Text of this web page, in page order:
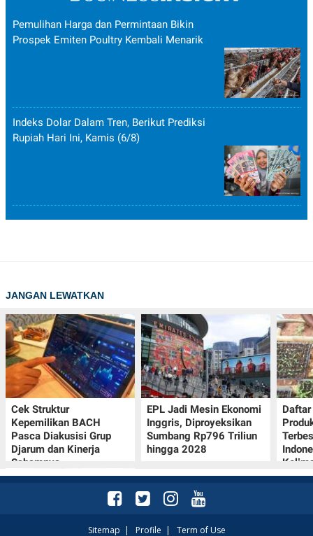
Pemulihan Harga dan Permintaan Bikin
Prospek Emiten Poultry Kembali Menarik
Indeks Dolar Dalam Tren, Berikut Prediksi
Rupiah Hari Ini, Kamis (6/8)
JANGAN LEWATKAN
Cek Struktur
Kepemilikan BACH
Pasca Diakusisi Grup
Djarum dan Kinerja
Sahamnya
EPL Jadi Mesin Ekonomi
Inggris, Diproyeksikan
Sumbang Rp796 Triliun
hingga 2028
Sitemap | Profile | Term of Use